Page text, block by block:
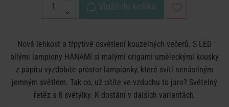
Vložit do košíku
Nová lehkost a třpytivé osvětlení kouzelných večerů. S LED
bílými lampiony HANAMI si malými origami uměleckými kousky
z papíru vyzdobíte prostor lampionky, které svítí nenásilným
jemným světlem. Tak co, už cítíte ve vzduchu to jaro? Světelný
řetěz s 8 světýlky. K dostání v dalších variantách.